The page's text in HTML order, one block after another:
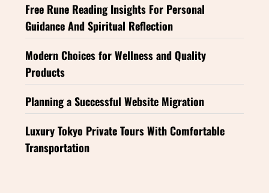
Free Rune Reading Insights For Personal
Guidance And Spiritual Reflection
Modern Choices for Wellness and Quality
Products
Planning a Successful Website Migration
Luxury Tokyo Private Tours With Comfortable
Transportation